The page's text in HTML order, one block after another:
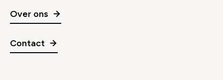
Over ons
Contact